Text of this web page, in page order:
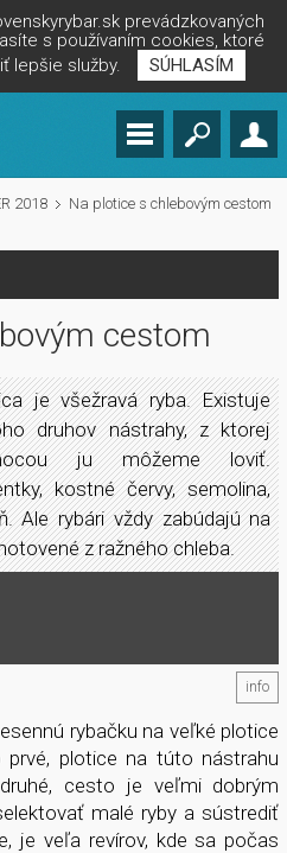
prevádzkovaných
s používaním cookies, ktoré
lepšie služby.
SÚHLASÍM
2018 Na plotice s chlebovým cestom
cestom
je všežravá ryba. Existuje
druhov nástrahy, z ktorej
ju môžeme loviť.
kostné červy, semolina,
Ale rybári vždy zabúdajú na
z ražného chleba.
info
rybačku na veľké plotice
plotice na túto nástrahu
cesto je veľmi dobrým
malé ryby a sústrediť
je veľa revírov, kde sa počas